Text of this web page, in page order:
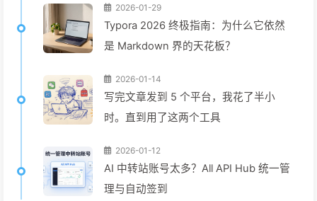
2026-01-29
Typora 2026 终极指南：为什么它依然
是 Markdown 界的天花板？
2026-01-14
写完文章发到 5 个平台，我花了半小
时。直到用了这两个工具
2026-01-12
AI 中转站账号太多？All API Hub 统一管
理与自动签到